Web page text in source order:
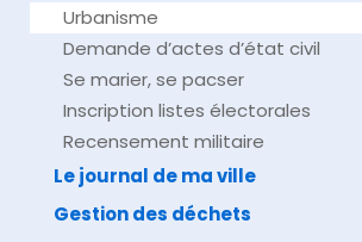
Urbanisme
Demande d’actes d’état civil
Se marier, se pacser
Inscription listes électorales
Recensement militaire
Le journal de ma ville
Gestion des déchets